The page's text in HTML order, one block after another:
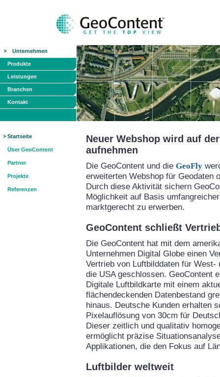
Unternehmen
Produkte
Leistungen
Branchen
Kontakt
Startseite
Über GeoContent
Partner
Projekte
Referenzen
Neuer Webshop wird auf
aufnehmen
Die GeoContent und die GeoFly
erweiterten Webshop für Geodaten
Durch diese Aktivität sichern
Möglichkeit auf Basis
marktgerecht zu erwerben.
GeoContent schließt
Die GeoContent hat mit dem
Unternehmen Digital Globe einen
Vertrieb von Luftbilddaten für West-
die USA geschlossen. GeoContent
Digitale Luftbildkarte mit einem
flächendeckenden Datenbestand
hinaus. Deutsche Kunden erhalten
Pixelauflösung von 30cm für
Dieser zeitlich und qualitativ
ermöglicht präzise
Applikationen, die den Fokus auf
Luftbilder weltweit